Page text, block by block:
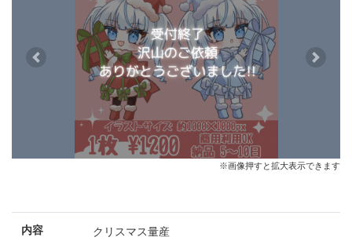
Previous Next
※画像押すと拡大表示できます
内容 クリスマス量産